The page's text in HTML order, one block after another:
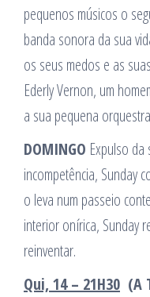
pequenos músicos o
banda sonora da sua
os seus medos e as
Ederly Vernon, um
a sua pequena
DOMINGO Expulso
incompetência, Sunday
o leva num passeio
interior onírica, Sunday
reinventar.
Qui, 14 – 21H30 (A